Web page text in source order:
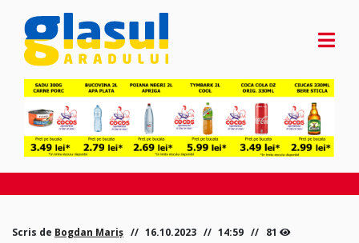
Scris de Bogdan Mariș 16.10.2023 14:59 81